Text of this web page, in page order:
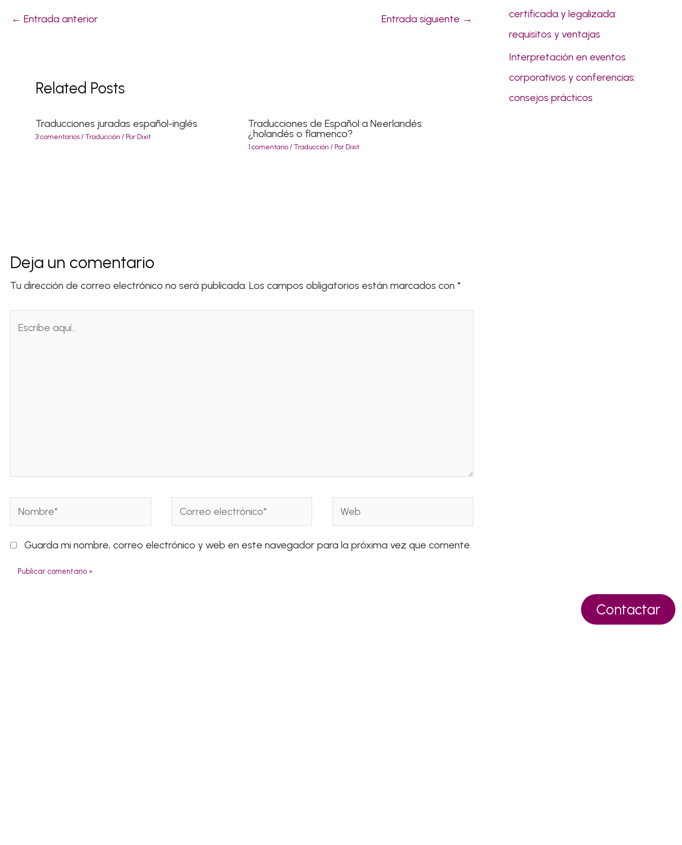
Contactar
← Entrada anterior Entrada siguiente →
Related Posts
Traducciones juradas español-inglés
3 comentarios/Traducción / Por Dixit
Traducciones de Español a Neerlandés:
¿holandés o flamenco?
1 comentario/Traducción / Por Dixit
Deja un comentario
Tu dirección de correo electrónico no será publicada. Los campos obligatorios están marcados con *
Nombre*
Correo
electrónico*
Web
Guarda mi nombre, correo electrónico y web en este navegador para la próxima vez que comente.
certificada y legalizada:
requisitos y ventajas
Interpretación en eventos
corporativos y conferencias:
consejos prácticos